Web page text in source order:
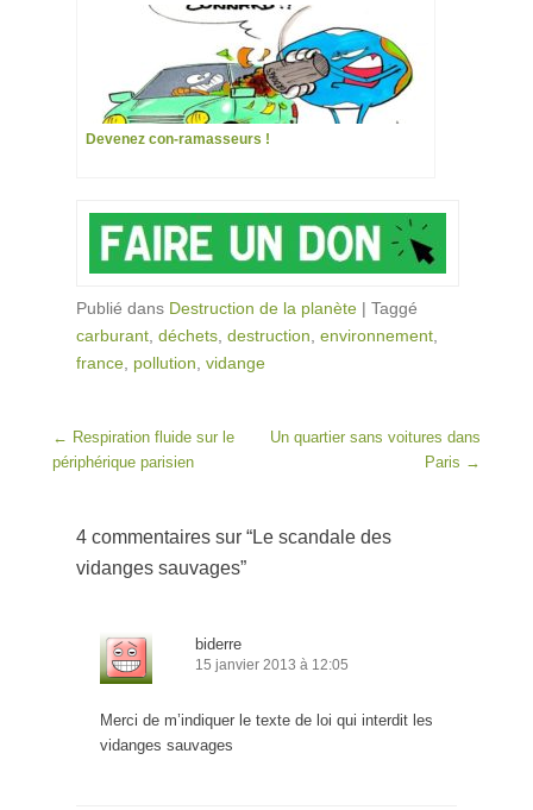
Devenez con-ramasseurs !
Publié dans Destruction de la planète | Taggé
carburant déchets destruction environnement
france pollution vidange
Post navigation
← Respiration fluide sur le
périphérique parisien
Un quartier sans voitures dans
Paris →
4 commentaires sur “Le scandale des
vidanges sauvages”
biderre
15 janvier 2013 à 12:05
Merci de m’indiquer le texte de loi qui interdit les
vidanges sauvages